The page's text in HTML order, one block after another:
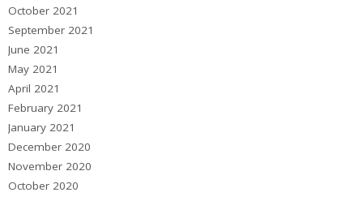
October 2021
September 2021
June 2021
May 2021
April 2021
February 2021
January 2021
December 2020
November 2020
October 2020